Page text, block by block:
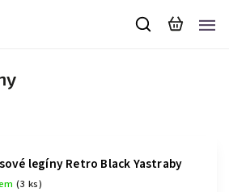
legíny Retro Black Yastraby
(3 ks)